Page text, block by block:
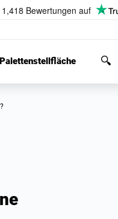
Palettenstellfläche